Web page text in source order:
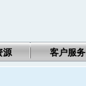
源 客户服务